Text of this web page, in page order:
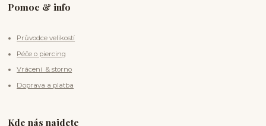
Pomoc & info
Průvodce velikostí
Péče o piercing
Vrácení & storno
Doprava a platba
Kde nás najdete